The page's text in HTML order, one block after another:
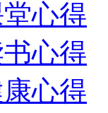
心得
心得
心得